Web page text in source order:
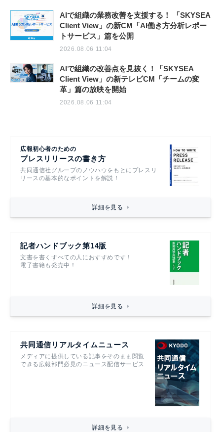
AIで組織の業務改善を支援する！ 「SKYSEA
Client View」の新CM「AI働き方分析レポー
トサービス」篇を公開
2026.08.06 11:04
AIで組織の改善点を見抜く！「SKYSEA
Client View」の新テレビCM「チームの変
革」篇の放映を開始
2026.08.06 11:04
広報初心者のための
プレスリリースの書き方
共同通信社グループのノウハウをもとにプレスリ
リースの基本的なポイントを解説！
詳細を見る
記者ハンドブック第14版
文書を書くすべての人におすすめです！
電子書籍も発売中！
詳細を見る
共同通信リアルタイムニュース
メディアに提供している記事をそのまま閲覧
できる広報部門必見のニュース配信サービス
詳細を見る